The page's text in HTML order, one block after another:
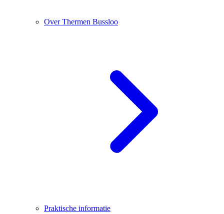
Over Thermen Bussloo
Praktische informatie